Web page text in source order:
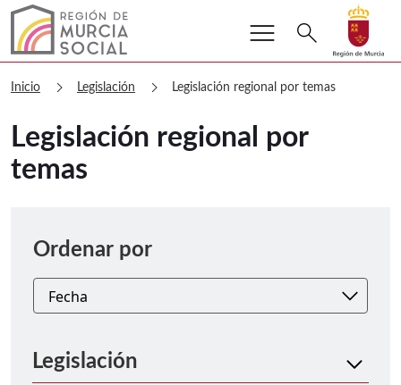
Murcia Social Legislación regional
Volver a
Ir a
menu Buscar
search
Inicio chevron_right Legislación chevron_right Legislación regional por temas
Legislación regional por
temas
Ordenar por
Legislación